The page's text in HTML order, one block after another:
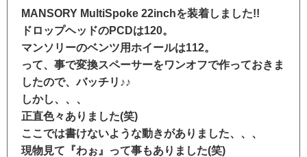
MANSORY MultiSpoke 22inchを装着しました!!
ドロップヘッドのPCDは120。
マンソリーのベンツ用ホイールは112。
って、事で変換スペーサーをワンオフで作っておきま
したので、バッチリ♪♪
しかし、、、
正直色々ありました(笑)
ここでは書けないような動きがありました、、、
現物見て『わぉ』って事もありました(笑)